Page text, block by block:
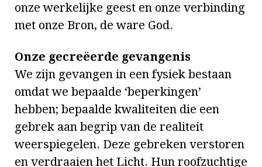
onze werkelijke geest en onze verbinding
met onze Bron, de ware God.
Onze gecreëerde gevangenis
We zijn gevangen in een fysiek bestaan
omdat we bepaalde ‘beperkingen’
hebben; bepaalde kwaliteiten die een
gebrek aan begrip van de realiteit
weerspiegelen. Deze gebreken verstoren
en verdraaien het Licht. Hun roofzuchtige